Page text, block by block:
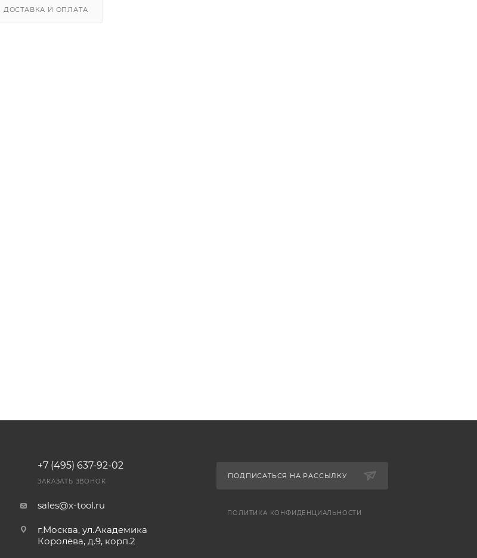
ДОСТАВКА И ОПЛАТА
+7 (495) 637-92-02
ЗАКАЗАТЬ ЗВОНОК
sales@x-tool.ru
г.Москва, ул.Академика
Королёва, д.9, корп.2
ПОДПИСАТЬСЯ НА РАССЫЛКУ
ПОЛИТИКА КОНФИДЕНЦИАЛЬНОСТИ